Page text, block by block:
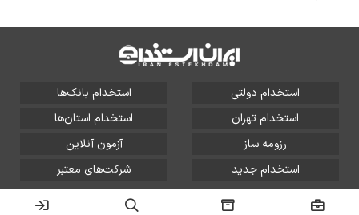
استخدام دولتی
استخدام بانک‌ها
استخدام تهران
استخدام استان‌ها
رزومه ساز
آزمون آنلاین
استخدام جدید
شرکت‌های معتبر
تمامی حقوق این سایت برای آلتین سیستم محفوظ است و هر